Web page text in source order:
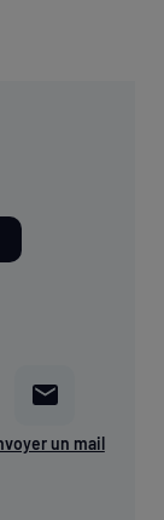
un mail